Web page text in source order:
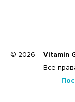
© 2026
Vitamin
Все